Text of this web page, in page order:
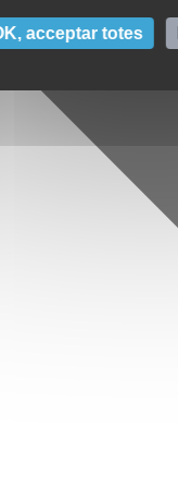
acceptar totes